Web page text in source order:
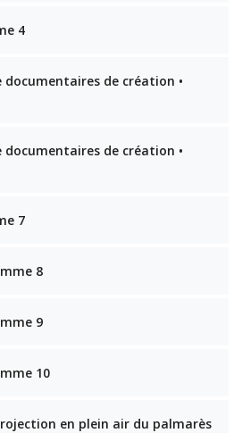
4
documentaires de création •
documentaires de création •
7
8
9
10
en plein air du palmarès